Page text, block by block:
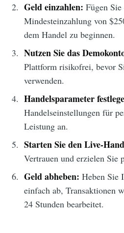
Geld einzahlen: Fügen Sie
Mindesteinzahlung von
dem Handel zu beginnen.
Nutzen Sie das
Plattform risikofrei, bevor
verwenden.
Handelsparameter
Handelseinstellungen für
Leistung an.
Starten Sie den Live-
Vertrauen und erzielen Sie
Geld abheben: Heben Sie
einfach ab, Transaktionen
24 Stunden bearbeitet.